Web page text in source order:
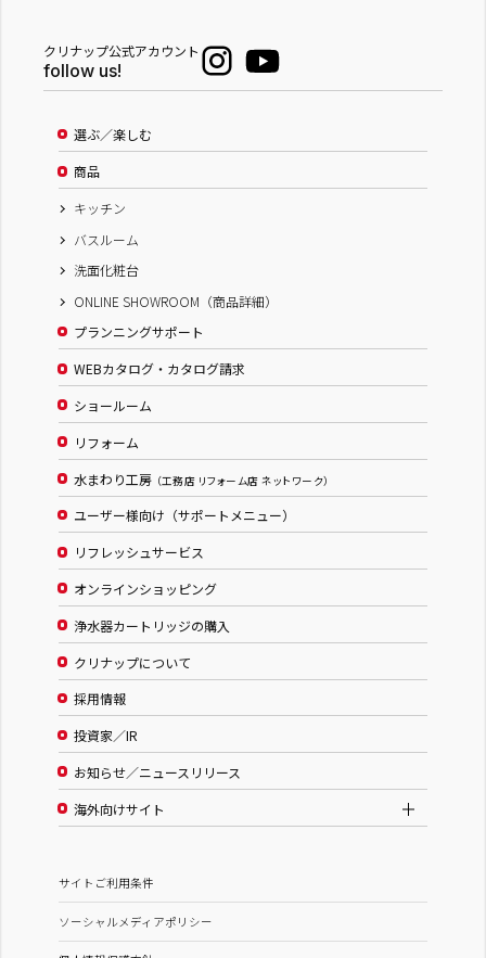
クリナップ公式アカウント
follow us!
選ぶ／楽しむ
商品
キッチン
バスルーム
洗面化粧台
ONLINE SHOWROOM（商品詳細）
プランニングサポート
WEBカタログ・カタログ請求
ショールーム
リフォーム
水まわり工房 （工務店 リフォーム店 ネットワーク）
ユーザー様向け（サポートメニュー）
リフレッシュサービス
オンラインショッピング
浄水器カートリッジの購入
クリナップについて
採用情報
投資家／IR
お知らせ／ニュースリリース
海外向けサイト
サイトご利用条件
ソーシャルメディアポリシー